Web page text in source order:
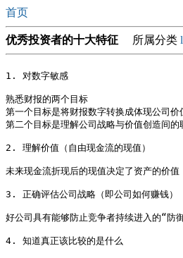
首页
优秀投资者的十大特征 所属分类
1. 对数字敏感
熟悉财报的两个目标
第一个目标是将财报数字转换成体现公
第二个目标是理解公司战略与价值创造间
2. 理解价值（自由现金流的现值）
未来现金流折现后的现值决定了资产的价值
3. 正确评估公司战略（即公司如何赚钱）
好公司具有能够防止竞争者持续进入的“防
4. 知道真正该比较的是什么